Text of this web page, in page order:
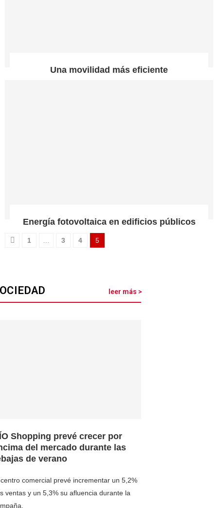
Una movilidad más eficiente
Energía fotovoltaica en edificios públicos
1 … 3 4 5
leer más >
Shopping prevé crecer por
del mercado durante las
de verano
comercial prevé incrementar un 5,2%
ventas y un 5,3% su afluencia durante la